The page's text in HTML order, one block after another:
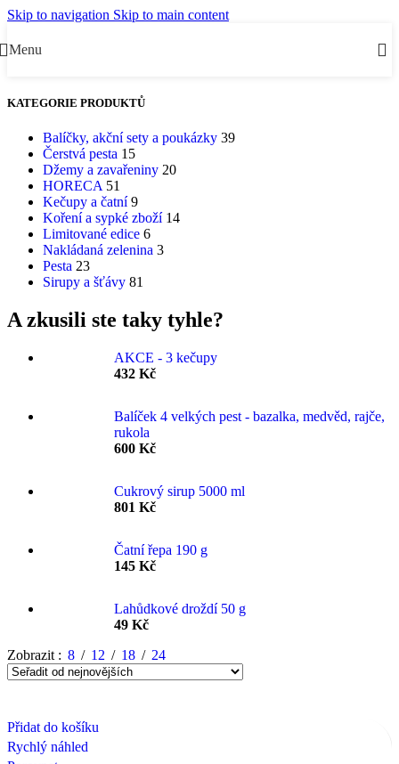
Skip to navigation Skip to main content
Menu
KATEGORIE PRODUKTŮ
Balíčky, akční sety a poukázky 39
Čerstvá pesta 15
Džemy a zavařeniny 20
HORECA 51
Kečupy a čatní 9
Koření a sypké zboží 14
Limitované edice 6
Nakládaná zelenina 3
Pesta 23
Sirupy a šťávy 81
A zkusili ste taky tyhle?
AKCE - 3 kečupy
432 Kč
Balíček 4 velkých pest - bazalka, medvěd, rajče,
rukola
600 Kč
Cukrový sirup 5000 ml
801 Kč
Čatní řepa 190 g
145 Kč
Lahůdkové droždí 50 g
49 Kč
Zobrazit
8 12 18 24
Přidat do košíku
Rychlý náhled